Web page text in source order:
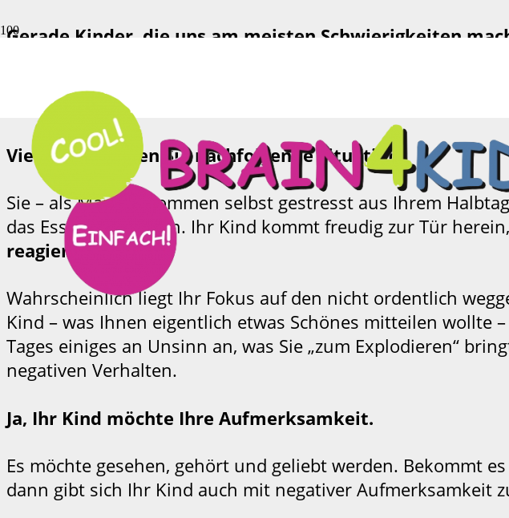
Gerade Kinder, die uns am meisten Schwierigkeiten
Manchmal schleicht es sich bei uns Eltern so ein, dass wir
funktioniert.
Vielleicht kennen Sie nachfolgende Situation.
Sie – als Mama – kommen selbst gestresst aus Ihrem
das Essen zubereiten. Ihr Kind kommt freudig zur Tür
reagieren Sie?
Wahrscheinlich liegt Ihr Fokus auf den nicht ordentlich
Kind – was Ihnen eigentlich etwas Schönes mitteilen wollte
Tages einiges an Unsinn an, was Sie „zum Explodieren“
negativen Verhalten.
Ja, Ihr Kind möchte Ihre Aufmerksamkeit.
Es möchte gesehen, gehört und geliebt werden. Bekommt
dann gibt sich Ihr Kind auch mit negativer Aufmerksamkeit